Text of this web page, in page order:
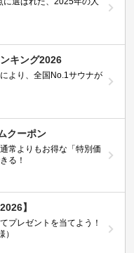
キング2026
より、全国No.1サウナが
クーポン
常よりもお得な「特別価
る！
】
プレゼントを当てよう！